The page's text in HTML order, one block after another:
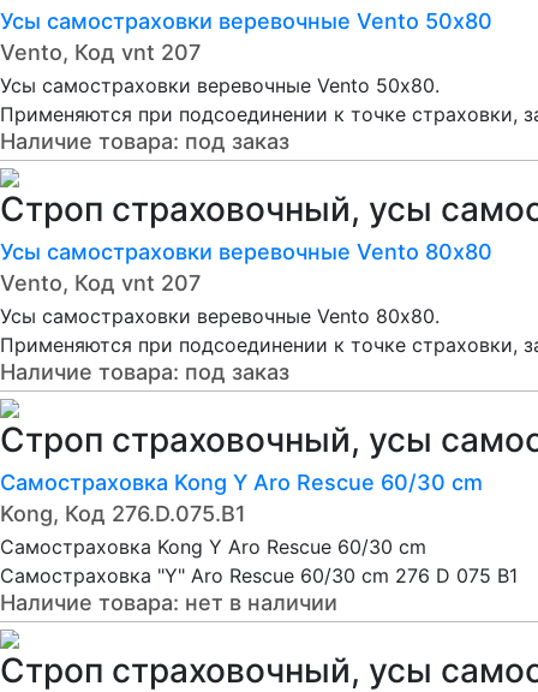
Усы самостраховки веревочные Vento 50х80
Vento, Код vnt 207
Усы самостраховки веревочные Vento 50х80.
Применяются при подсоединении к точке страховки,
Наличие товара: под заказ
Строп страховочный, усы
Усы самостраховки веревочные Vento 80х80
Vento, Код vnt 207
Усы самостраховки веревочные Vento 80х80.
Применяются при подсоединении к точке страховки,
Наличие товара: под заказ
Строп страховочный, усы
Самостраховка Kong Y Aro Rescue 60/30 cm
Kong, Код 276.D.075.B1
Самостраховка Kong Y Aro Rescue 60/30 cm
Самостраховка "Y" Aro Rescue 60/30 cm 276 D 075 B1
Наличие товара: нет в наличии
Строп страховочный, усы